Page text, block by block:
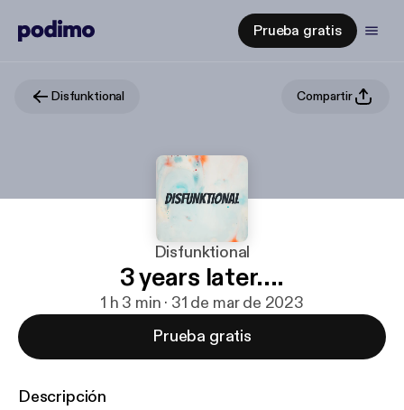
Prueba gratis
Disfunktional Compartir
Disfunktional
3 years later....
1 h 3 min · 31 de mar de 2023
Prueba gratis
Descripción